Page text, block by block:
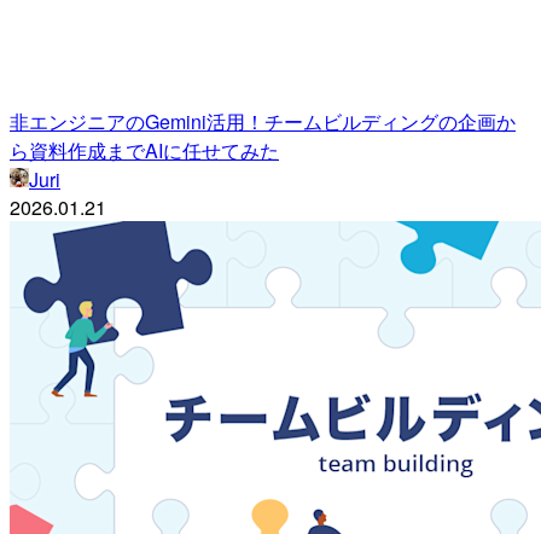
非エンジニアのGemini活用！チームビルディングの企画か
ら資料作成までAIに任せてみた
Juri
2026.01.21